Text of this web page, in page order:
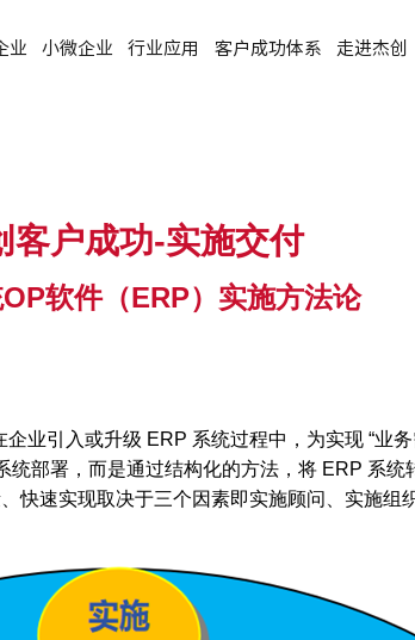
业 小微企业 行业应用 客户成功体系 走进杰创
客户成功-实施交付
软件（ERP）实施方法论
业引入或升级 ERP 系统过程中，为实现 “业
部署，而是通过结构化的方法，将 ERP 系统
速实现取决于三个因素即实施顾问、实施组